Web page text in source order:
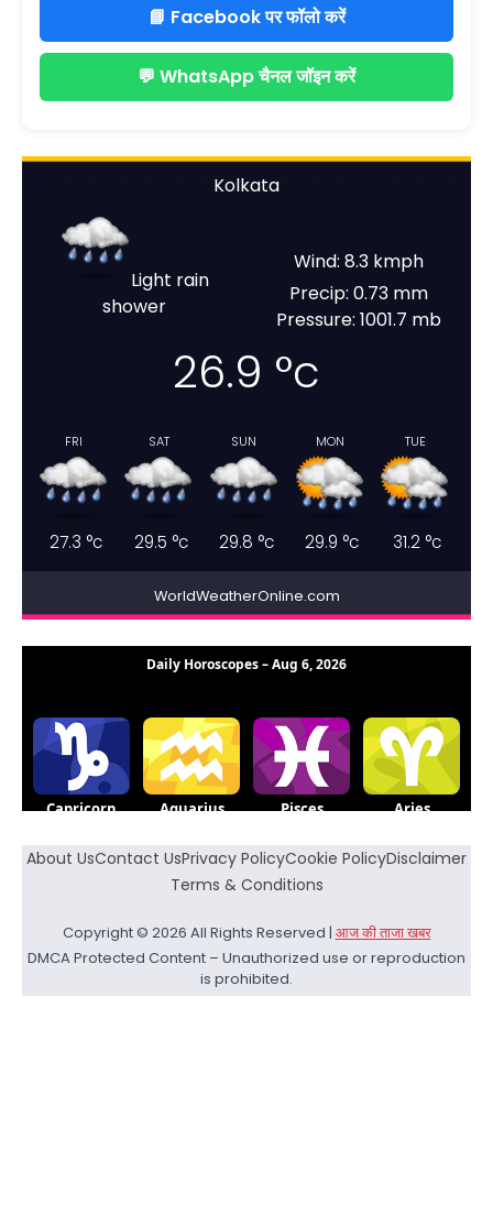
📘 Facebook पर फॉलो करें
💬 WhatsApp चैनल जॉइन करें
Kolkata
Light rain
shower
Wind: 8.3 kmph
Precip: 0.73 mm
Pressure: 1001.7 mb
26.9 °c
FRI
27.3 °c
SAT
29.5 °c
SUN
29.8 °c
MON
29.9 °c
TUE
31.2 °c
WorldWeatherOnline.com
About UsContact UsPrivacy PolicyCookie PolicyDisclaimer
Terms & Conditions
Copyright © 2026 All Rights Reserved | आज की ताजा खबर
DMCA Protected Content – Unauthorized use or reproduction
is prohibited.